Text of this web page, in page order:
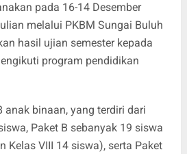
pada 16-14 Desember
melalui PKBM Sungai Buluh
hasil ujian semester kepada
program pendidikan
anak binaan, yang terdiri dari
Paket B sebanyak 19 siswa
Kelas VIII 14 siswa), serta Paket